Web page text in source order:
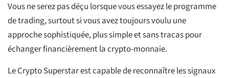
Vous ne serez pas déçu lorsque vous essayez le programme
de trading, surtout si vous avez toujours voulu une
approche sophistiquée, plus simple et sans tracas pour
échanger financièrement la crypto-monnaie.
Le Crypto Superstar est capable de reconnaître les signaux